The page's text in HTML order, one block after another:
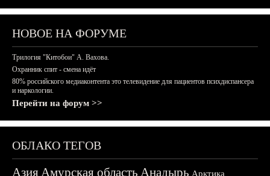
НОВОЕ НА ФОРУМЕ
Трилогия "Китобои" А. Вахова.
Охранник спит - смена идёт
80% российского медиаконтента это телевидение для пациентов психдиспансера
и наркологии.
Перейти на форум >>
ОБЛАКО ТЕГОВ
АзияАмурская область Анадырь Арктика